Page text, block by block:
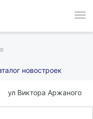
новостроек
ул Виктора Аржаного